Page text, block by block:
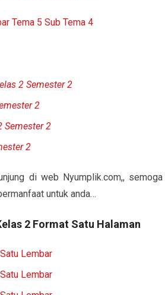
Tema 5 Sub Tema 4
2 Semester 2
2
Semester 2
2
di web Nyumplik.com,, semoga
untuk anda…
2 Format Satu Halaman
Lembar
Lembar